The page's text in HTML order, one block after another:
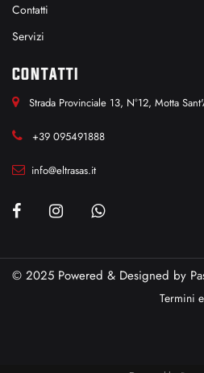
Contatti
Servizi
CONTATTI
Strada Provinciale 13, N°12, Motta
+39 095491888
info@eltrasas.it
© 2025 Powered & Designed by
Termini